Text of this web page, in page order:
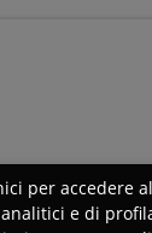
per accedere
e di